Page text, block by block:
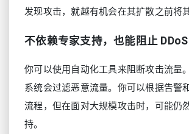
发现攻击，就越有机会在其扩散之前将
不依赖专家支持，也能阻止 DDoS
你可以使用自动化工具来阻断攻击流量
系统会过滤恶意流量。你可以根据告警
流程，但在面对大规模攻击时，可能仍
持。